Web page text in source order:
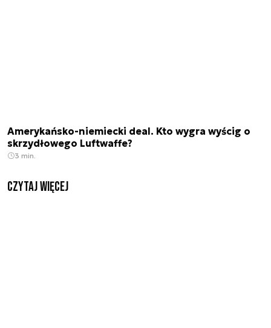
Amerykańsko-niemiecki deal. Kto wygra wyścig o
skrzydłowego Luftwaffe?
3 min.
czytaj więcej